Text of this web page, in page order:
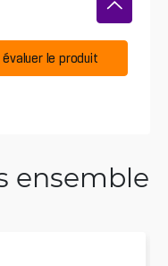
évaluer le produit
ensemble